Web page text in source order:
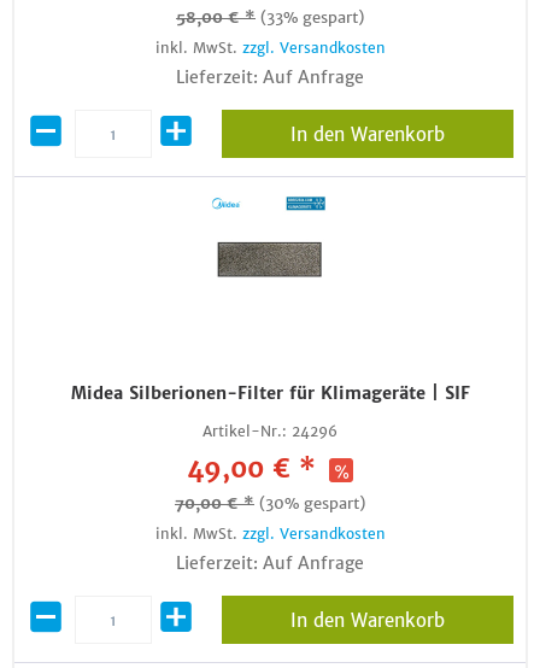
58,00 € * (33% gespart)
inkl. MwSt. zzgl. Versandkosten
Lieferzeit: Auf Anfrage
In den Warenkorb
Midea Silberionen-Filter für Klimageräte | SIF
Artikel-Nr.: 24296
49,00 € *
70,00 € * (30% gespart)
inkl. MwSt. zzgl. Versandkosten
Lieferzeit: Auf Anfrage
In den Warenkorb